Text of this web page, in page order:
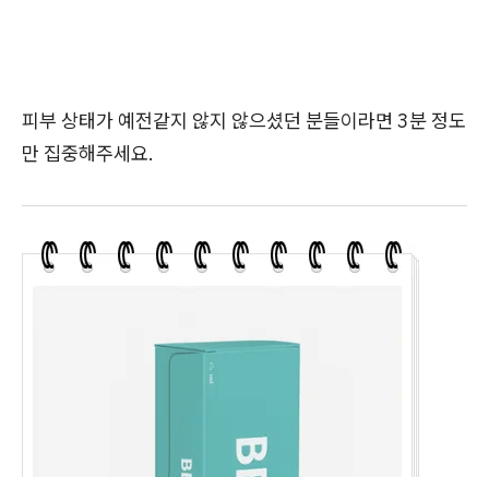
피부 상태가 예전같지 않지 않으셨던 분들이라면 3분 정도
만 집중해주세요.